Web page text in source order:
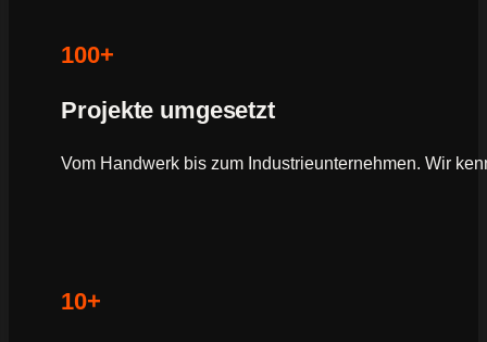
100+
Projekte umgesetzt
Vom Handwerk bis zum Industrieunternehmen. Wir
10+